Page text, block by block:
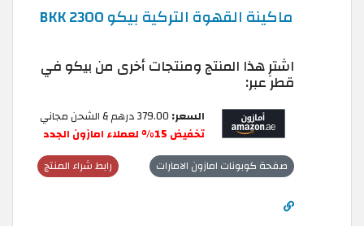
ماكينة القهوة التركية بيكو BKK 2300
اشترِ هذا المنتج ومنتجات أخرى من بيكو في
قطر عبر:
السعر: 379.00 درهم & الشحن مجاني
تخفيض 15% لعملاء امازون الجدد
رابط شراء المنتج صفحة كوبونات امازون الامارات